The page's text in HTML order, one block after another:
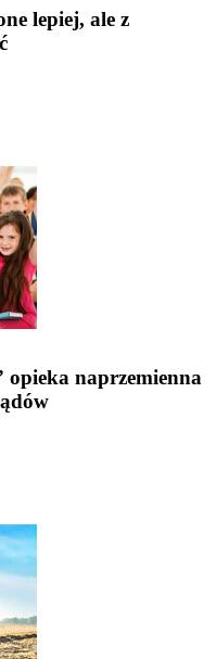
lepiej, ale z
opieka naprzemienna